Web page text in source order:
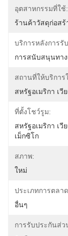
อุตสาหกรรมที่ใช้:
ร้านค้าวัสดุก่อสร้
บริการหลังการรั
การสนับสนุนทา
สถานที่ให้บริการ
สหรัฐอเมริกา เ
ที่ตั้งโชว์รูม:
สหรัฐอเมริกา เ
เม็กซิโก
สภาพ:
ใหม่
ประเภทการตลา
อื่นๆ
การรับประกันส่